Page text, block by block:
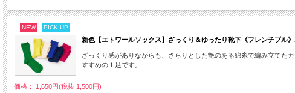
NEW PICK UP
新色【エトワールソックス】ざっくり＆ゆったり靴下《フレンチブル
ざっくり感がありながらも、さらりとした艶のある綿糸で編み立てた
すすめの１足です。
価格： 1,650円(税抜 1,500円)